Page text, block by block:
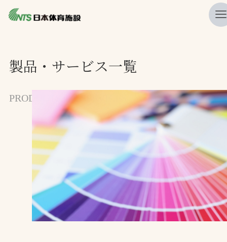
ニュース
プレスリリース
製品・サービス一覧
施工・管理実績一覧
会社概要
採用情報
検索
製品・サービス一覧
PRODUCTS and SERVICES